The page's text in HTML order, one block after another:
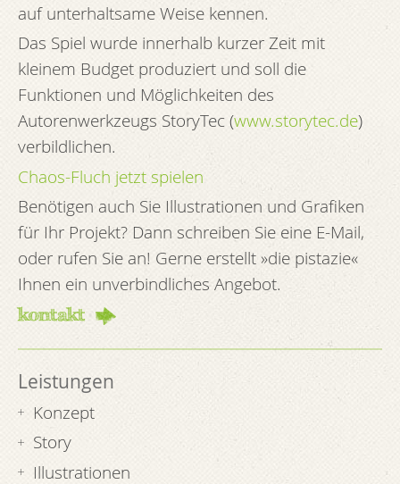
auf unterhaltsame Weise kennen.
Das Spiel wurde innerhalb kurzer Zeit mit
kleinem Budget produziert und soll die
Funktionen und Möglichkeiten des
Autorenwerkzeugs StoryTec (www.storytec.de)
verbildlichen.
Chaos-Fluch jetzt spielen
Benötigen auch Sie Illustrationen und Grafiken
für Ihr Projekt? Dann schreiben Sie eine E-Mail,
oder rufen Sie an! Gerne erstellt »die pistazie«
Ihnen ein unverbindliches Angebot.
kontakt
Leistungen
Konzept
Story
Illustrationen